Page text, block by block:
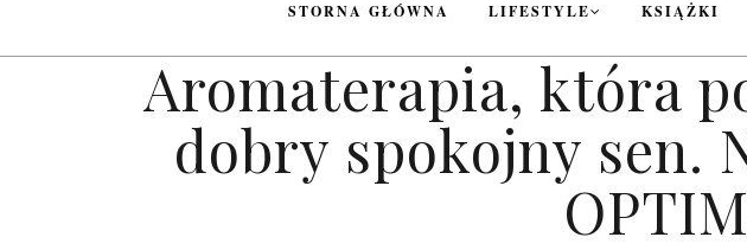
STORNA GŁÓWNA LIFESTYLE KSIĄŻKI
Aromaterapia, która
dobry spokojny sen.